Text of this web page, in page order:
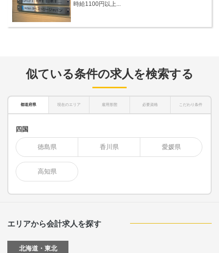
時給1100円以上...
似ている条件の求人を検索する
都道府県 現在のエリア 雇用形態 必要資格 こだわり条件
四国
徳島県 香川県 愛媛県
高知県
エリアから会計求人を探す
北海道・東北